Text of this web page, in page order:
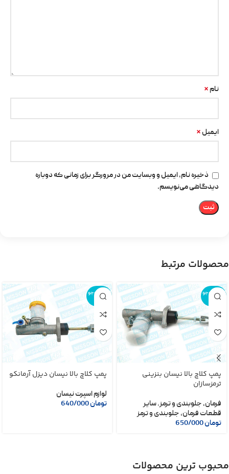
نام *
ایمیل *
ذخیره نام، ایمیل و وبسایت من در مرورگر برای زمانی که دوباره
دیدگاهی می‌نویسم.
محصولات مرتبط
اتمام موجو
دی
پمپ کلاچ بالا نیسان بنزینی
ترمزسازان
فرمان، جلوبندی و ترمز,سایر
قطعات فرمان، جلوبندی و ترمز
تومان
اتمام موجو
دی
پمپ کلاچ بالا نیسان دیزل آرمانکو
لوازم اسپرت نیسان
تومان
محبوب ترین محصولات